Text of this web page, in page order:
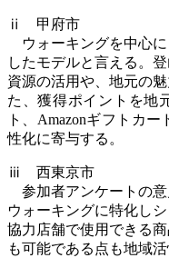
ⅱ 甲府市
ウォーキングを中心に
したモデルと言える。
資源の活用や、地元の
た、獲得ポイントを地
ト、 Amazonギフトカー
性化に寄与する。
ⅲ 西東京市
参加者アンケートの意
ウォーキングに特化し
協力店舗で使用できる
も可能である点も地域活